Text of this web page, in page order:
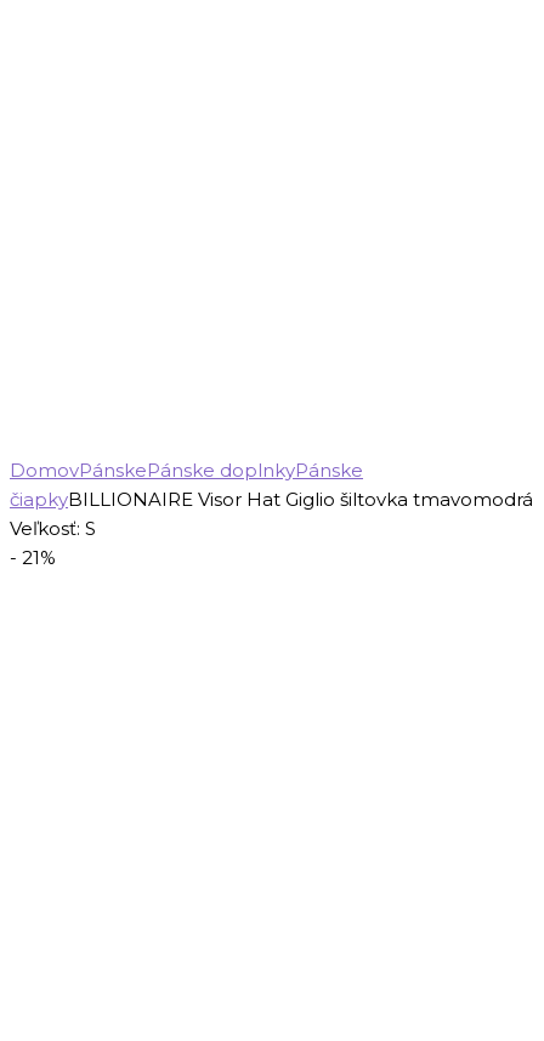
DomovPánskePánske doplnkyPánske
čiapkyBILLIONAIRE Visor Hat Giglio šiltovka tmavomodrá
Veľkosť: S
- 21%